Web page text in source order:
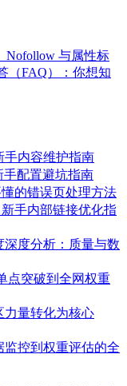
Nofollow 与属性标
（FAQ）：你想知
手内容维护指南
手配置避坑指南
的错误页处理方法
手内部链接优化指
深度分析：质量与数
点突破到全网权重
力量转化为核心
控到权重评估的全